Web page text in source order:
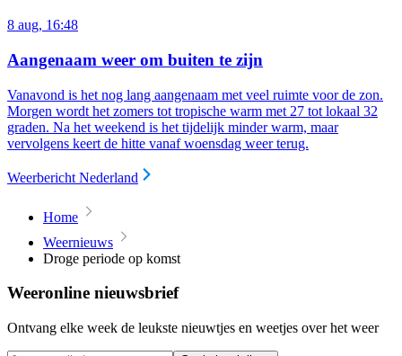
8 aug, 16:48
Aangenaam weer om buiten te zijn
Vanavond is het nog lang aangenaam met veel ruimte voor de zon.
Morgen wordt het zomers tot tropische warm met 27 tot lokaal 32
graden. Na het weekend is het tijdelijk minder warm, maar
vervolgens keert de hitte vanaf woensdag weer terug.
Weerbericht Nederland
Home
Weernieuws
Droge periode op komst
Weeronline nieuwsbrief
Ontvang elke week de leukste nieuwtjes en weetjes over het weer